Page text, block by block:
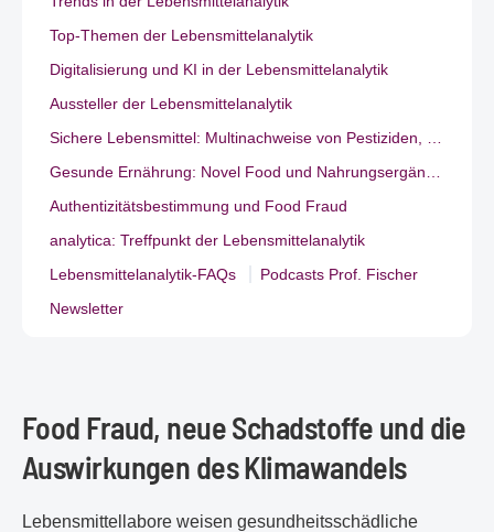
Top-Themen der Lebensmittelanalytik
Digitalisierung und KI in der Lebensmittelanalytik
Aussteller der Lebensmittelanalytik
Sichere Lebensmittel: Multinachweise von Pestiziden, PFAS & Co.
Gesunde Ernährung: Novel Food und Nahrungsergänzungsmittel.
Authentizitätsbestimmung und Food Fraud
analytica: Treffpunkt der Lebensmittelanalytik
Lebensmittelanalytik-FAQs
Podcasts Prof. Fischer
Newsletter
Food Fraud, neue Schadstoffe und die
Auswirkungen des Klimawandels
Lebensmittellabore weisen gesundheitsschädliche